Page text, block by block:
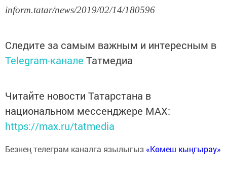
inform.tatar/news/2019/02/14/180596
Следите за самым важным и интересным в
Telegram-канале Татмедиа
Читайте новости Татарстана в
национальном мессенджере MАХ:
https://max.ru/tatmedia
Безнең телеграм каналга язылыгыз «Көмеш кыңгырау»